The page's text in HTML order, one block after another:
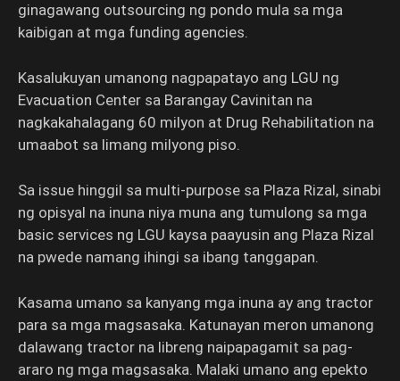
ginagawang outsourcing ng pondo mula sa mga
kaibigan at mga funding agencies.
Kasalukuyan umanong nagpapatayo ang LGU ng
Evacuation Center sa Barangay Cavinitan na
nagkakahalagang 60 milyon at Drug Rehabilitation na
umaabot sa limang milyong piso.
Sa issue hinggil sa multi-purpose sa Plaza Rizal, sinabi
ng opisyal na inuna niya muna ang tumulong sa mga
basic services ng LGU kaysa paayusin ang Plaza Rizal
na pwede namang ihingi sa ibang tanggapan.
Kasama umano sa kanyang mga inuna ay ang tractor
para sa mga magsasaka. Katunayan meron umanong
dalawang tractor na libreng naipapagamit sa pag-
araro ng mga magsasaka. Malaki umano ang epekto